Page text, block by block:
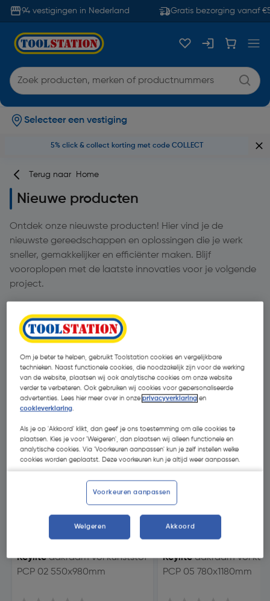
94 vestigingen in Nederland Gratis bezorging vanaf
Selecteer een vestiging
5% click & collect korting met code COLLECT
Terug naar Home
Nieuwe producten
Ontdek onze nieuwste producten! Hier vind je de
nieuwste gereedschappen en oplossingen die je werk
sneller, gemakkelijker en efficiënter maken. Blijf
vooroplopen met de laatste innovaties voor je volgende
project.
Keylite
Meer licht, comfort en installatiegemak
Alle producten
33705
Keylitedakraam vol kunststof
PCP 02 550x980mm
Keylitedakraam vol
PCP 05 780x1180mm
Om je beter te helpen, gebruikt Toolstation cookies en vergelijkbare
technieken. Naast functionele cookies, die noodzakelijk zijn voor de werking
van de website, plaatsen wij ook analytische cookies om onze website
verder te verbeteren. Ook gebruiken wij cookies voor gepersonaliseerde
advertenties. Lees hier meer over in onzeprivacyverklaring en
cookieverklaring.
Als je op 'Akkoord' klikt, dan geef je ons toestemming om alle cookies te
plaatsen. Kies je voor 'Weigeren', dan plaatsen wij alleen functionele en
analytische cookies. Via 'Voorkeuren aanpassen' kun je zelf instellen welke
cookies worden geplaatst. Deze voorkeuren kun je altijd weer aanpassen.
Voorkeuren aanpassen
Weigeren Akkoord